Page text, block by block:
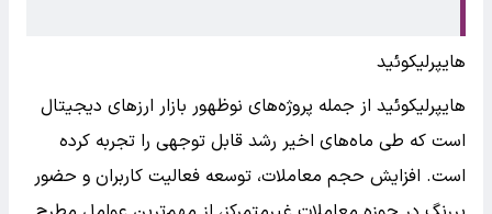
هایپرلیکوئید
هایپرلیکوئید از جمله پروژه‌های نوظهور بازار ارزهای دیجیتال
است که طی ماه‌های اخیر رشد قابل توجهی را تجربه کرده
است. افزایش حجم معاملات، توسعه فعالیت کاربران و حضور